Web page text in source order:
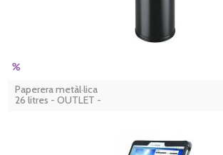
Paperera metàl·lica
26 litres - OUTLET -